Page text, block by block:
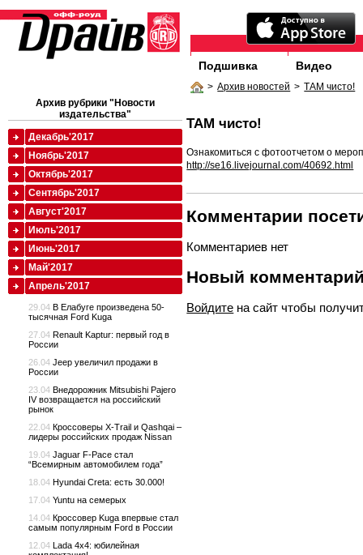
Подшивка Видео
> Архив новостей > ТАМ чисто!
ТАМ чисто!
Ознакомиться с фотоотчетом о
http://se16.livejournal.com/40692.html
Комментарии
Комментариев нет
Новый
Войдите на сайт чтобы
Архив рубрики "Новости
издательства"
Декабрь'2017
Ноябрь'2017
Октябрь'2017
Сентябрь'2017
Август'2017
Июль'2017
Июнь'2017
Май'2017
Апрель'2017
29.04 В Елабуге произведена 50-
тысячная Ford Kuga
27.04 Renault Kaptur: первый год в
России
26.04 Jeep увеличил продажи в
России
23.04 Внедорожник Mitsubishi Pajero
IV возвращается на российский
рынок
22.04 Кроссоверы X-Trail и Qashqai –
лидеры российских продаж Nissan
19.04 Jaguar F-Pace стал
“Всемирным автомобилем года”
18.04 Hyundai Creta: есть 30.000!
17.04 Yuntu на семерых
14.04 Кроссовер Kuga впервые стал
самым популярным Ford в России
12.04 Lada 4x4: юбилейная